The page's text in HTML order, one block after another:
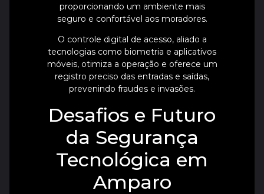
proporcionando um ambiente mais
seguro e confortável aos moradores.
O controle digital de acesso, aliado a
tecnologias como biometria e aplicativos
móveis, otimiza a operação e oferece um
registro preciso das entradas e saídas,
prevenindo fraudes e invasões.
Desafios e Futuro
da Segurança
Tecnológica em
Amparo